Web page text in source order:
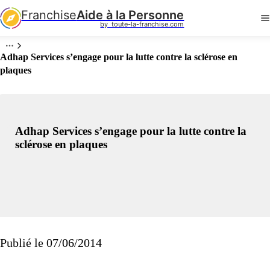
FranchiseAide à la Personne
by  toute-la-franchise.com
Adhap Services s’engage pour la lutte contre la sclérose en
plaques
Adhap Services s’engage pour la lutte contre la
sclérose en plaques
Publié le 07/06/2014